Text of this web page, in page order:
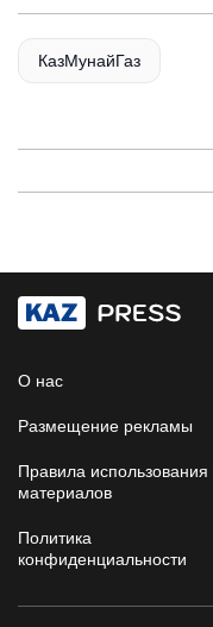
КазМунайГаз
О нас
Размещение рекламы
Правила использования
материалов
Политика
конфиденциальности